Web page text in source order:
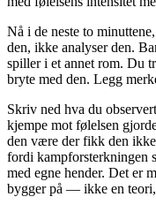
Nå i de neste to
den, ikke analyser den.
spiller i et annet rom. Du
bryte med den. Legg
Skriv ned hva du
kjempe mot følelsen
den være der fikk den
fordi kampforsterkningen
med egne hender. Det er
bygger på — ikke en